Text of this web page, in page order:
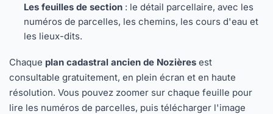
Les feuilles de section : le détail parcellaire, avec les
numéros de parcelles, les chemins, les cours d'eau et
les lieux-dits.
Chaque plan cadastral ancien de Nozières est
consultable gratuitement, en plein écran et en haute
résolution. Vous pouvez zoomer sur chaque feuille pour
lire les numéros de parcelles, puis télécharger l'image